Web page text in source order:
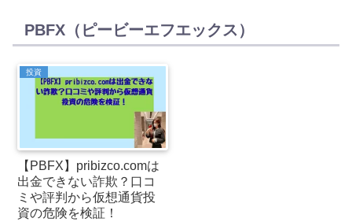
PBFX（ピービーエフエックス）
投資
【PBFX】pribizco.comは
出金できない詐欺？口コ
ミや評判から仮想通貨投
資の危険を検証！